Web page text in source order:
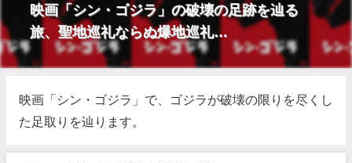
映画「シン・ゴジラ」の破壊の足跡を辿る
旅、聖地巡礼ならぬ爆地巡礼…
映画「シン・ゴジラ」で、ゴジラが破壊の限りを尽くし
た足取りを辿ります。